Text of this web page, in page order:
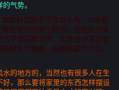
气势。
此财位附近不宜有尖角，以免影
位或杂物放在财位，这就会污损
不能招财进宝，反而会令家财损
则生气勃勃，昏暗则暮气沉沉，
的地方的，当然也有很多人在生
，那么要将家里的东西怎样摆设